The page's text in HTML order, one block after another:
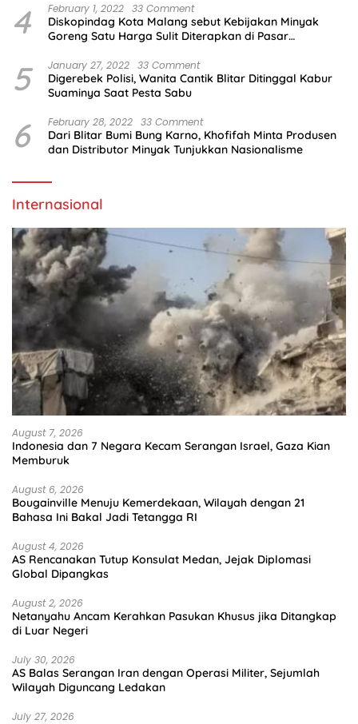
4 February 1, 2022 33 Comment
Diskopindag Kota Malang sebut Kebijakan Minyak
Goreng Satu Harga Sulit Diterapkan di Pasar
5 January 27, 2022 33 Comment
Digerebek Polisi, Wanita Cantik Blitar Ditinggal Kabur
Suaminya Saat Pesta Sabu
6 February 28, 2022 33 Comment
Dari Blitar Bumi Bung Karno, Khofifah Minta Produsen
dan Distributor Minyak Tunjukkan Nasionalisme
Internasional
August 7, 2026
Indonesia dan 7 Negara Kecam Serangan Israel, Gaza Kian
Memburuk
August 6, 2026
Bougainville Menuju Kemerdekaan, Wilayah dengan 21
Bahasa Ini Bakal Jadi Tetangga RI
August 4, 2026
AS Rencanakan Tutup Konsulat Medan, Jejak Diplomasi
Global Dipangkas
August 2, 2026
Netanyahu Ancam Kerahkan Pasukan Khusus jika Ditangkap
di Luar Negeri
July 30, 2026
AS Balas Serangan Iran dengan Operasi Militer, Sejumlah
Wilayah Diguncang Ledakan
July 27, 2026